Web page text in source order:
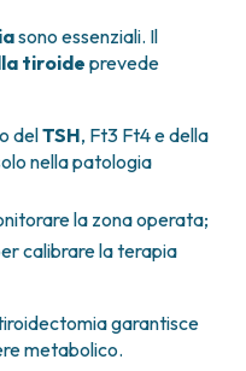
sono essenziali. Il
tiroide prevede
delTSH, Ft3 Ft4 e della
nella patologia
la zona operata;
calibrare la terapia
garantisce
metabolico.